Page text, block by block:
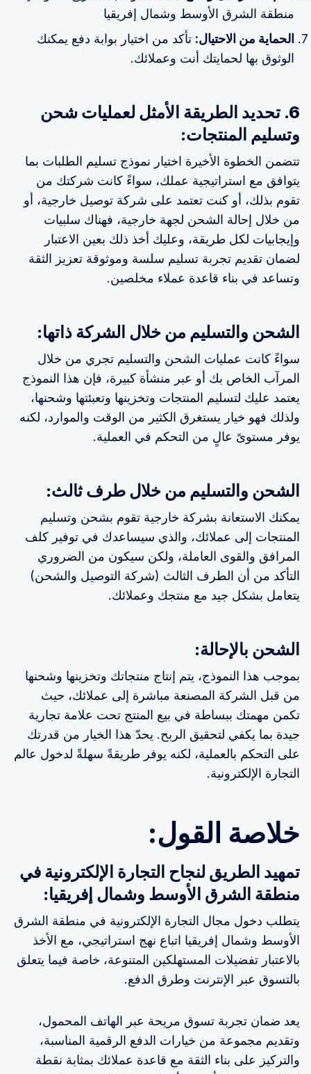
منطقة الشرق الأوسط وشمال إفريقيا
الحماية من الاحتيال: تأكد من اختيار بوابة دفع يمكنك
الوثوق بها لحمايتك أنت وعملائك.
6. تحديد الطريقة الأمثل لعمليات شحن
وتسليم المنتجات:
تتضمن الخطوة الأخيرة اختيار نموذج تسليم الطلبات بما
يتوافق مع استراتيجية عملك، سواءً كانت شركتك من
تقوم بذلك، أو كنت تعتمد على شركة توصيل خارجية، أو
من خلال إحالة الشحن لجهة خارجية، فهناك سلبيات
وإيجابيات لكل طريقة، وعليك أخذ ذلك بعين الاعتبار
لضمان تقديم تجربة تسليم سلسة وموثوقة تعزيز الثقة
وتساعد في بناء قاعدة عملاء مخلصين.
الشحن والتسليم من خلال الشركة ذاتها:
سواءً كانت عمليات الشحن والتسليم تجري من خلال
المرآب الخاص بك أو عبر منشأة كبيرة، فإن هذا النموذج
يعتمد عليك لتسليم المنتجات وتخزينها وتعبئتها وشحنها،
ولذلك فهو خيار يستغرق الكثير من الوقت والموارد، لكنه
يوفر مستوىً عالٍ من التحكم في العملية.
الشحن والتسليم من خلال طرف ثالث:
يمكنك الاستعانة بشركة خارجية تقوم بشحن وتسليم
المنتجات إلى عملائك، والذي سيساعدك في توفير كلف
المرافق والقوى العاملة، ولكن سيكون من الضروري
التأكد من أن الطرف الثالث (شركة التوصيل والشحن)
يتعامل بشكل جيد مع منتجك وعملائك.
الشحن بالإحالة:
بموجب هذا النموذج، يتم إنتاج منتجاتك وتخزينها وشحنها
من قبل الشركة المصنعة مباشرة إلى عملائك، حيث
تكمن مهمتك ببساطة في بيع المنتج تحت علامة تجارية
جيدة بما يكفي لتحقيق الربح. يحدّ هذا الخيار من قدرتك
على التحكم بالعملية، لكنه يوفر طريقةً سهلةً لدخول عالم
التجارة الإلكترونية.
خلاصة القول:
تمهيد الطريق لنجاح التجارة الإلكترونية في
منطقة الشرق الأوسط وشمال إفريقيا:
يتطلب دخول مجال التجارة الإلكترونية في منطقة الشرق
الأوسط وشمال إفريقيا اتباع نهج استراتيجي، مع الأخذ
بالاعتبار تفضيلات المستهلكين المتنوعة، خاصة فيما يتعلق
بالتسوق عبر الإنترنت وطرق الدفع.
يعد ضمان تجربة تسوق مريحة عبر الهاتف المحمول،
وتقديم مجموعة من خيارات الدفع الرقمية المناسبة،
والتركيز على بناء الثقة مع قاعدة عملائك بمثابة نقطة